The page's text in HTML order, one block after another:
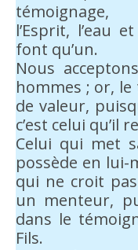
témoignage,
l’Esprit, l’eau
font qu’un.
Nous
hommes ; or,
de valeur,
c’est celui qu’il
Celui qui met
possède en lui-
qui ne croit
un menteur,
dans le
Fils.